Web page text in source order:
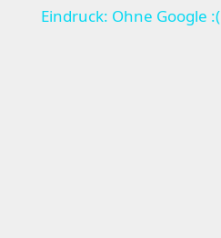
Eindruck: Ohne Google :(